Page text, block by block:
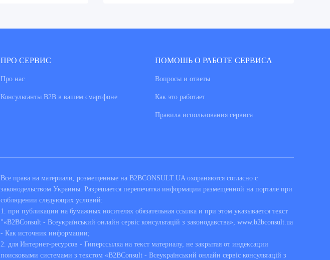
ПРО СЕРВИС
Про нас
Консультанты В2В в вашем смартфоне
ПОМОШЬ О РАБОТЕ СЕРВИСА
Вопросы и ответы
Как это работает
Правила использования сервиса
Все права на материали, розмещенные на B2BCONSULT.UA охораняются согласно с
законодельством Украины. Разрешается перепечатка информации размещенной на портале при
соблюдении следующих условий:
1. при публикации на бумажных носителях обязательная ссылка и при этом указывается текст
"«B2BConsult - Всеукраїнський онлайн сервіс консультацій з законодавства», www.b2bconsult.ua
- Как источник информации;
2. для Интернет-ресурсов - Гиперссылка на текст материалу, не закрытая от индексации
поисковыми системами з текстом «B2BConsult - Всеукраїнський онлайн сервіс консультацій з